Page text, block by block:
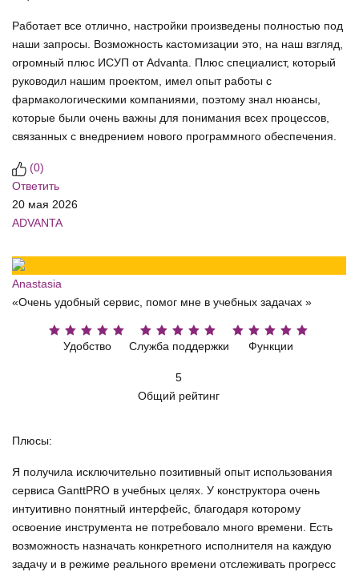
Работает все отлично, настройки произведены полностью под
наши запросы. Возможность кастомизации это, на наш взгляд,
огромный плюс ИСУП от Аdvanta. Плюс специалист, который
руководил нашим проектом, имел опыт работы с
фармакологическими компаниями, поэтому знал нюансы,
которые были очень важны для понимания всех процессов,
связанных с внедрением нового программного обеспечения.
(0)
Ответить
20 мая 2026
ADVANTA
Anastasia
«Очень удобный сервис, помог мне в учебных задачах »
Удобство Служба поддержки Функции
5
Общий рейтинг
Плюсы:
Я получила исключительно позитивный опыт использования
сервиса GanttPRO в учебных целях. У конструктора очень
интуитивно понятный интерфейс, благодаря которому
освоение инструмента не потребовало много времени. Есть
возможность назначать конкретного исполнителя на каждую
задачу и в режиме реального времени отслеживать прогресс